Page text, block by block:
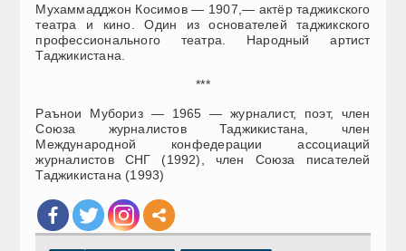
Мухаммадджон Косимов — 1907,— актёр таджикского
театра и кино. Один из основателей таджикского
профессионального театра. Народный артист
Таджикистана.
***
Раънои Мубориз — 1965 — журналист, поэт, член
Союза журналистов Таджикистана, член
Международной конфедерации ассоциаций
журналистов СНГ (1992), член Союза писателей
Таджикистана (1993)